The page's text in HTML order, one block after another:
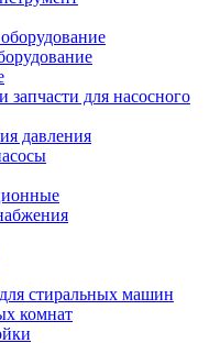
для насосного
давления
стиральных машин
комнат